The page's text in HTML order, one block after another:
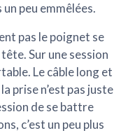
peu emmêlées.
pas le poignet se
Sur une session
Le câble long et
prise n’est pas juste
de se battre
c’est un peu plus